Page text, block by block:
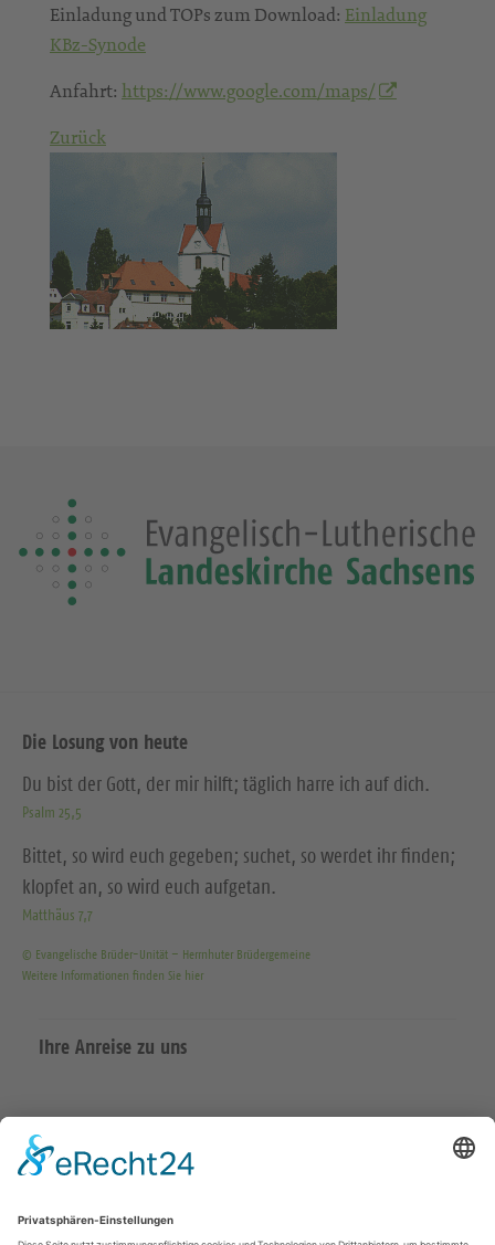
Einladung und TOPs zum Download: Einladung
KBz-Synode
Anfahrt: https://www.google.com/maps/
Zurück
Die Losung von heute
Du bist der Gott, der mir hilft; täglich harre ich auf dich.
Psalm 25,5
Bittet, so wird euch gegeben; suchet, so werdet ihr finden;
klopfet an, so wird euch aufgetan.
Matthäus 7,7
© Evangelische Brüder-Unität – Herrnhuter Brüdergemeine
Weitere Informationen finden Sie hier
Ihre Anreise zu uns